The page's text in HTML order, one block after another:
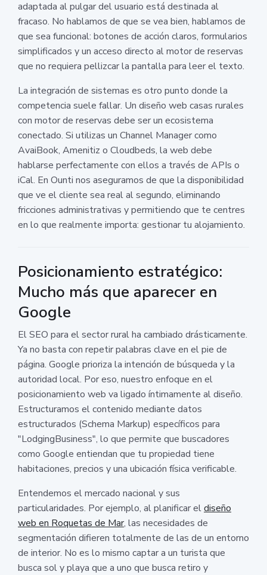
adaptada al pulgar del usuario está destinada al
fracaso. No hablamos de que se vea bien, hablamos de
que sea funcional: botones de acción claros, formularios
simplificados y un acceso directo al motor de reservas
que no requiera pellizcar la pantalla para leer el texto.
La integración de sistemas es otro punto donde la
competencia suele fallar. Un diseño web casas rurales
con motor de reservas debe ser un ecosistema
conectado. Si utilizas un Channel Manager como
AvaiBook, Amenitiz o Cloudbeds, la web debe
hablarse perfectamente con ellos a través de APIs o
iCal. En Ounti nos aseguramos de que la disponibilidad
que ve el cliente sea real al segundo, eliminando
fricciones administrativas y permitiendo que te centres
en lo que realmente importa: gestionar tu alojamiento.
Posicionamiento estratégico:
Mucho más que aparecer en
Google
El SEO para el sector rural ha cambiado drásticamente.
Ya no basta con repetir palabras clave en el pie de
página. Google prioriza la intención de búsqueda y la
autoridad local. Por eso, nuestro enfoque en el
posicionamiento web va ligado íntimamente al diseño.
Estructuramos el contenido mediante datos
estructurados (Schema Markup) específicos para
"LodgingBusiness", lo que permite que buscadores
como Google entiendan que tu propiedad tiene
habitaciones, precios y una ubicación física verificable.
Entendemos el mercado nacional y sus
particularidades. Por ejemplo, al planificar eldiseño
web en Roquetas de Mar, las necesidades de
segmentación difieren totalmente de las de un entorno
de interior. No es lo mismo captar a un turista que
busca sol y playa que a uno que busca retiro y